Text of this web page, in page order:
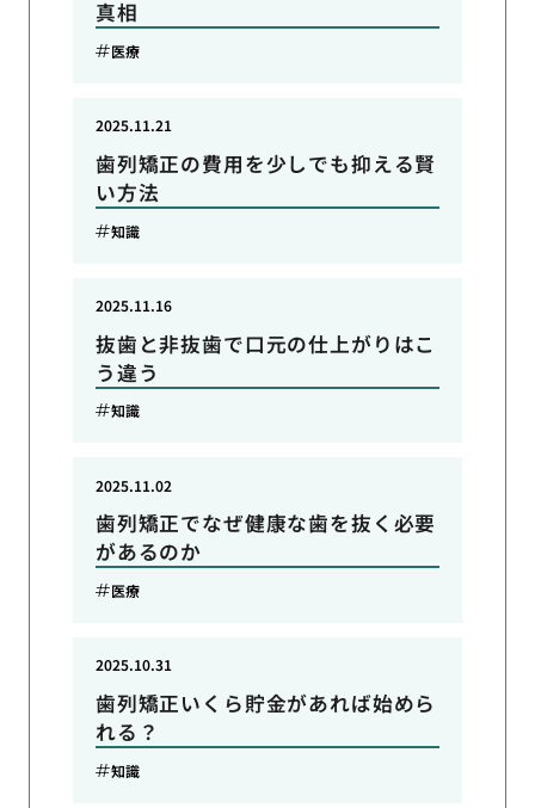
真相
医療
歯列矯正の費用を少しでも抑える賢
い方法
2025.11.21
知識
抜歯と非抜歯で口元の仕上がりはこ
う違う
2025.11.16
知識
歯列矯正でなぜ健康な歯を抜く必要
があるのか
2025.11.02
医療
歯列矯正いくら貯金があれば始めら
れる？
2025.10.31
知識